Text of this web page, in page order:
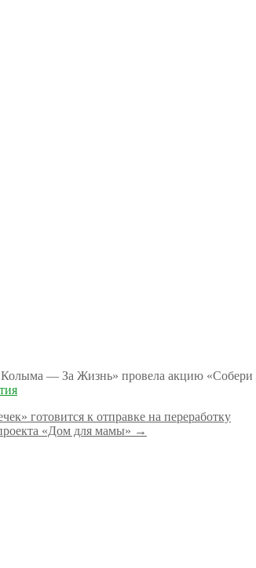
— За Жизнь» провела акцию «Собери
готовится к отправке на переработку
«Дом для мамы» →